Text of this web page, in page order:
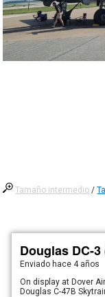
Tamaño intermedio /
Douglas DC-3
Enviado hace 4 años
On display at Dover
Douglas C-47B